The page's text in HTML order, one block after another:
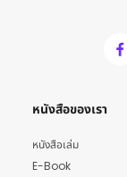
หนังสือของเรา
หนังสือเล่ม
E-Book